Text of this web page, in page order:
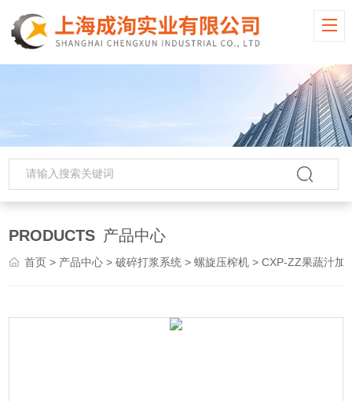
PRODUCTS 产品中心
首页 > 产品中心 >破碎打浆系统 >螺旋压榨机 > CXP-ZZ果蔬汁加工专用大产能不锈钢螺旋压榨机